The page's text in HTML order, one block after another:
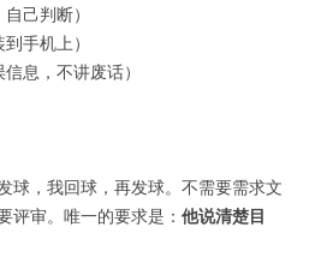
己判断）
手机上）
信息，不讲废话）
，我回球，再发球。不需要需求文
评审。唯一的要求是： 他说清楚目